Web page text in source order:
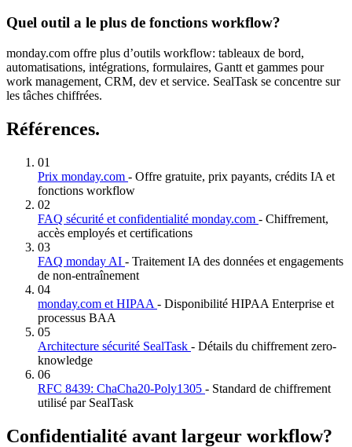
Quel outil a le plus de fonctions workflow?
monday.com offre plus d’outils workflow: tableaux de bord,
automatisations, intégrations, formulaires, Gantt et gammes pour
work management, CRM, dev et service. SealTask se concentre sur
les tâches chiffrées.
Références.
01
Prix monday.com - Offre gratuite, prix payants, crédits IA et
fonctions workflow
02
FAQ sécurité et confidentialité monday.com - Chiffrement,
accès employés et certifications
03
FAQ monday AI - Traitement IA des données et engagements
de non-entraînement
04
monday.com et HIPAA - Disponibilité HIPAA Enterprise et
processus BAA
05
Architecture sécurité SealTask - Détails du chiffrement zero-
knowledge
06
RFC 8439: ChaCha20-Poly1305 - Standard de chiffrement
utilisé par SealTask
Confidentialité avant largeur workflow?